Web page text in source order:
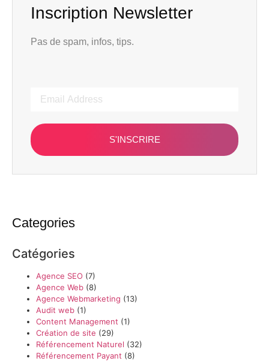
Inscription Newsletter
Pas de spam, infos, tips.
S'INSCRIRE
Categories
Catégories
Agence SEO (7)
Agence Web (8)
Agence Webmarketing (13)
Audit web (1)
Content Management (1)
Création de site (29)
Référencement Naturel (32)
Référencement Payant (8)